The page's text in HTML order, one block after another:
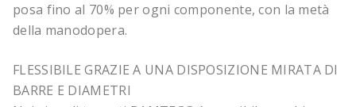
posa fino al 70% per ogni componente, con la metà
della manodopera.
FLESSIBILE GRAZIE A UNA DISPOSIZIONE MIRATA DI
BARRE E DIAMETRI